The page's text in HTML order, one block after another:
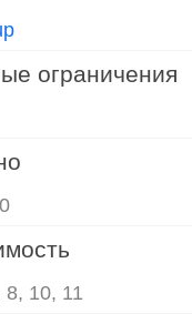
ограничения
8, 10, 11